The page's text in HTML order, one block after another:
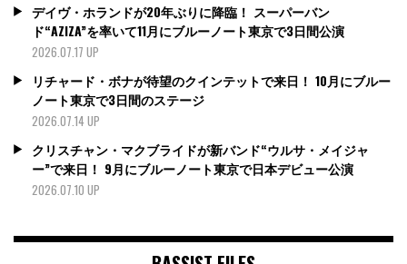
デイヴ・ホランドが20年ぶりに降臨！ スーパーバン
ド“AZIZA”を率いて11月にブルーノート東京で3日間公演
2026.07.17 UP
リチャード・ボナが待望のクインテットで来日！ 10月にブルー
ノート東京で3日間のステージ
2026.07.14 UP
クリスチャン・マクブライドが新バンド“ウルサ・メイジャ
ー”で来日！ 9月にブルーノート東京で日本デビュー公演
2026.07.10 UP